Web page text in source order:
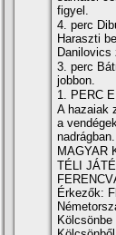
figyel.
4. perc
Haraszti
Danilovics
3. perc
jobbon.
1. PERC
A hazaiak
a
nadrágban.
MAGYAR
TÉLI
Érkezők: